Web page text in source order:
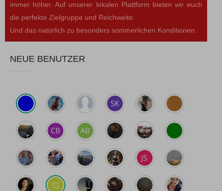
immer höher. Auf unserer lokalen Plattform bieten wir euch
die perfekte Zielgruppe und Reichweite.
Und das natürlich zu besonders sommerlichen Konditionen.
NEUE BENUTZER